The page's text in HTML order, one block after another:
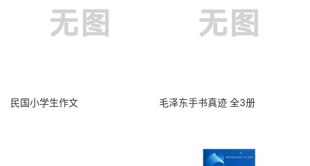
民国小学生作文 毛泽东手书真迹 全3册